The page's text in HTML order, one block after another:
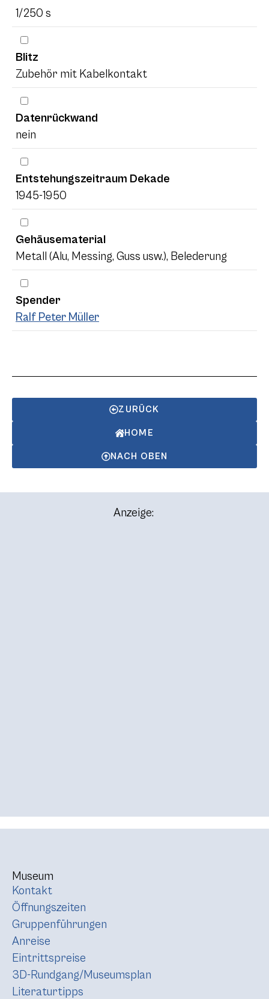
1/250 s
Blitz
Zubehör mit Kabelkontakt
Datenrückwand
nein
Entstehungszeitraum Dekade
1945-1950
Gehäusematerial
Metall (Alu, Messing, Guss usw.), Belederung
Spender
Ralf Peter Müller
ZURÜCK
HOME
NACH OBEN
Anzeige:
Museum
Kontakt
Öffnungszeiten
Gruppenführungen
Anreise
Eintrittspreise
3D-Rundgang/Museumsplan
Literaturtipps